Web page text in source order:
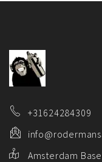
+31624284309
Amsterdam